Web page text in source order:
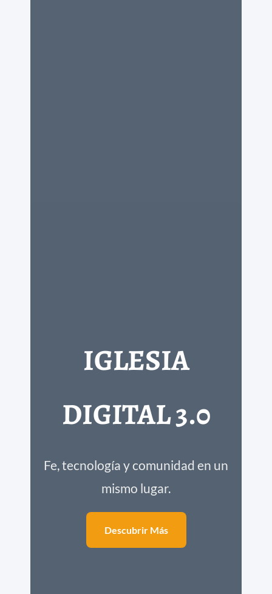
IGLESIA
DIGITAL 3.0
Fe, tecnología y comunidad en un
mismo lugar.
Descubrir Más